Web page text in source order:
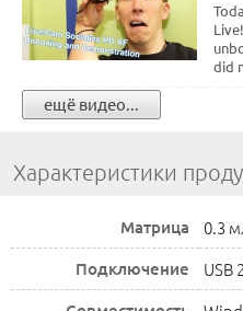
did
ещё видео...
Характеристики
Матрица 0.3
Подключение USB